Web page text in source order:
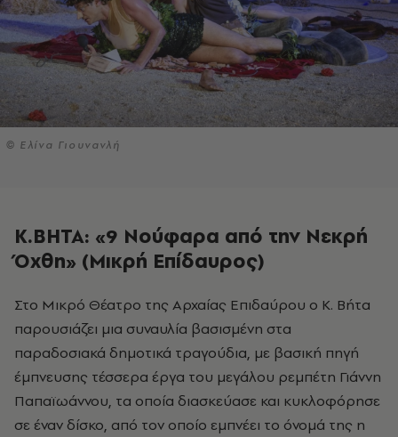
© Ελίνα Γιουνανλή
Κ.ΒΗΤΑ: «9 Νούφαρα από την Νεκρή
Όχθη» (Μικρή Επίδαυρος)
παρουσιάζει μια συναυλία βασισμένη στα
παραδοσιακά δημοτικά τραγούδια, με βασική πηγή
έμπνευσης τέσσερα έργα του μεγάλου ρεμπέτη Γιάννη
Παπαϊωάννου, τα οποία διασκεύασε και κυκλοφόρησε
σε έναν δίσκο, από τον οποίο εμπνέει το όνομά της η